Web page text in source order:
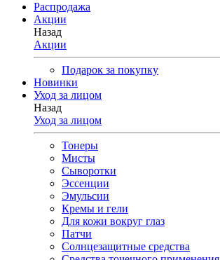
Распродажа
Акции
Назад
Акции
Подарок за покупку
Новинки
Уход за лицом
Назад
Уход за лицом
Тонеры
Мисты
Сыворотки
Эссенции
Эмульсии
Кремы и гели
Для кожи вокруг глаз
Патчи
Солнцезащитные средства